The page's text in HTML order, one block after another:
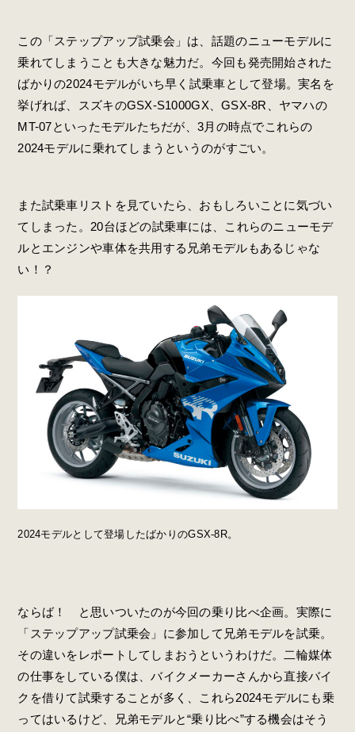
この「ステップアップ試乗会」は、話題のニューモデルに
乗れてしまうことも大きな魅力だ。今回も発売開始された
ばかりの2024モデルがいち早く試乗車として登場。実名を
挙げれば、スズキのGSX-S1000GX、GSX-8R、ヤマハの
MT-07といったモデルたちだが、3月の時点でこれらの
2024モデルに乗れてしまうというのがすごい。
また試乗車リストを見ていたら、おもしろいことに気づい
てしまった。20台ほどの試乗車には、これらのニューモデ
ルとエンジンや車体を共用する兄弟モデルもあるじゃな
い！？
2024モデルとして登場したばかりのGSX-8R。
ならば！ と思いついたのが今回の乗り比べ企画。実際に
「ステップアップ試乗会」に参加して兄弟モデルを試乗。
その違いをレポートしてしまおうというわけだ。二輪媒体
の仕事をしている僕は、バイクメーカーさんから直接バイ
クを借りて試乗することが多く、これら2024モデルにも乗
ってはいるけど、兄弟モデルと“乗り比べ”する機会はそう